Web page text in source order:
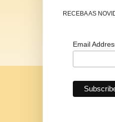
RECEBA AS
Email